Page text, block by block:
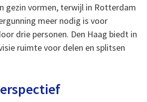
gezin vormen, terwijl in Rotterdam
meer nodig is voor
drie personen. Den Haag biedt in
ruimte voor delen en splitsen